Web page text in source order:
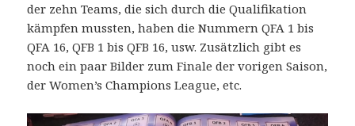
der zehn Teams, die sich durch die Qualifikation
kämpfen mussten, haben die Nummern QFA 1 bis
QFA 16, QFB 1 bis QFB 16, usw. Zusätzlich gibt es
noch ein paar Bilder zum Finale der vorigen Saison,
der Women’s Champions League, etc.